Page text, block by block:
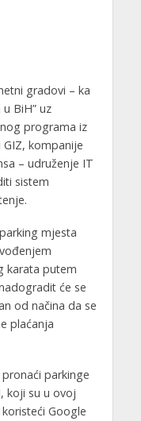
gradovi – ka
BiH” uz
programa iz
GIZ, kompanije
– udruženje IT
sistem
mjesta
karata putem
će se
od načina da se
plaćanja
parkinge
koji su u ovoj
Google